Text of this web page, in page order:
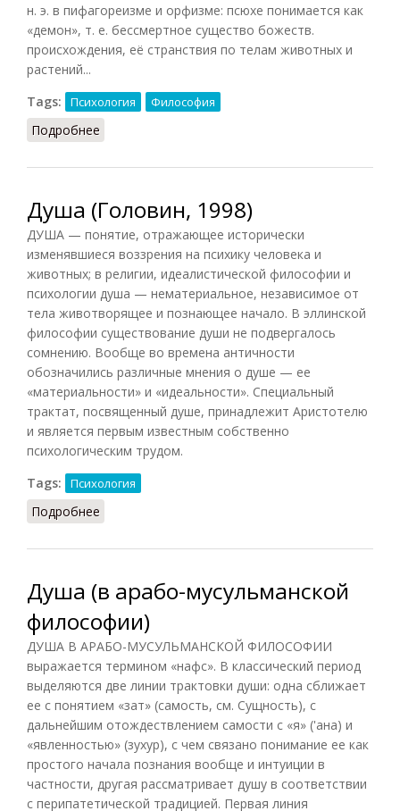
н. э. в пифагореизме и орфизме: псюхе понимается как
«демон», т. е. бессмертное существо божеств.
происхождения, её странствия по телам животных и
растений...
Tags:
Психология Философия
Подробнее
Душа (Головин, 1998)
ДУША — понятие, отражающее исторически
изменявшиеся воззрения на психику человека и
животных; в религии, идеалистической философии и
психологии душа — нематериальное, независимое от
тела животворящее и познающее начало. В эллинской
философии существование души не подвергалось
сомнению. Вообще во времена античности
обозначились различные мнения о душе — ее
«материальности» и «идеальности». Специальный
трактат, посвященный душе, принадлежит Аристотелю
и является первым известным собственно
психологическим трудом.
Tags:
Психология
Подробнее
Душа (в арабо-мусульманской
философии)
ДУША В АРАБО-МУСУЛЬМАНСКОЙ ФИЛОСОФИИ
выражается термином «нафс». В классический период
выделяются две линии трактовки души: одна сближает
ее с понятием «зат» (самость, см. Сущность), с
дальнейшим отождествлением самости с «я» ('ана) и
«явленностью» (зухур), с чем связано понимание ее как
простого начала познания вообще и интуиции в
частности, другая рассматривает душу в соответствии
с перипатетической традицией. Первая линия